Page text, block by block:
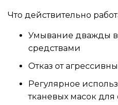
Что действительно
Умывание дважды
средствами
Отказ от
Регулярное
тканевых масок